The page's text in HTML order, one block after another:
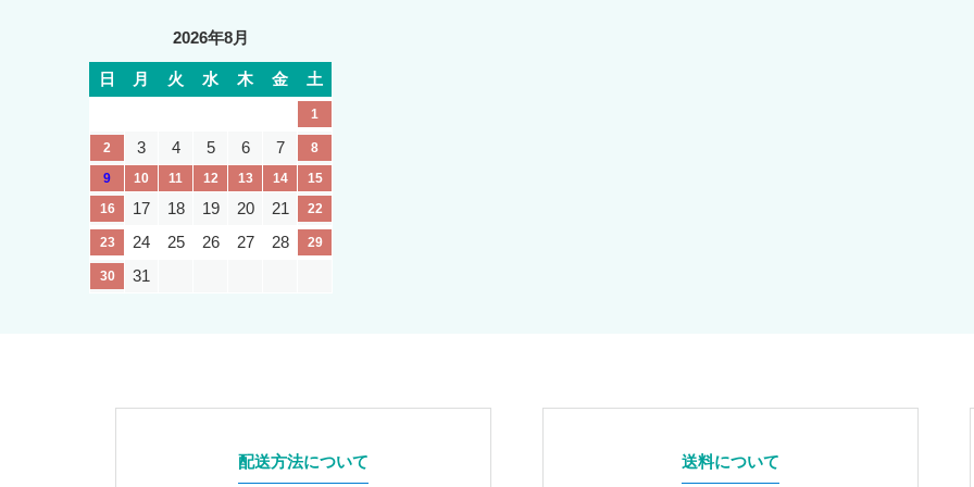
2026年8月
日 月 火 水 木 金 土
1
2 3 4 5 6 7
8
9
10 11 12 13 14
15
16
17 18 19 20 21 22
23 24 25 26 27 28 29
30 31
配送方法について 送料について